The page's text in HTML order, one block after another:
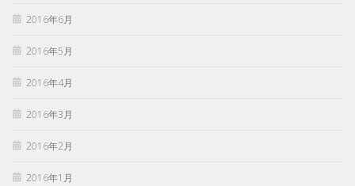
2016年6月
2016年5月
2016年4月
2016年3月
2016年2月
2016年1月